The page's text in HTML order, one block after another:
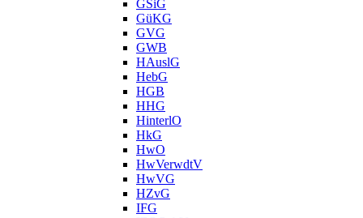
GSiG
GüKG
GVG
GWB
HAuslG
HebG
HGB
HHG
HinterlO
HkG
HwO
HwVerwdtV
HwVG
HZvG
IFG